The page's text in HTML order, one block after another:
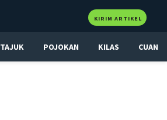
KIRIM ARTIKEL
TAJUK POJOKAN KILAS CUAN